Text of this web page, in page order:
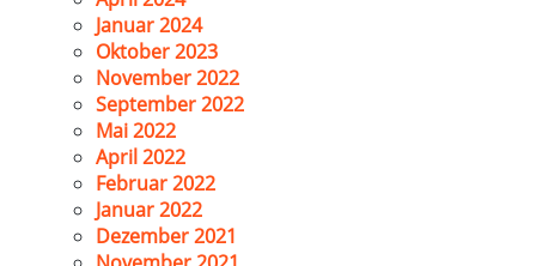
Januar 2024
Oktober 2023
November 2022
September 2022
Mai 2022
April 2022
Februar 2022
Januar 2022
Dezember 2021